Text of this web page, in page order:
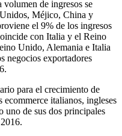
volumen de ingresos se
Méjico, China y
el 9% de los ingresos
con Italia y el Reino
Unido, Alemania e Italia
negocios exportadores
para el crecimiento de
ecommerce italianos, ingleses
uno de sus dos principales